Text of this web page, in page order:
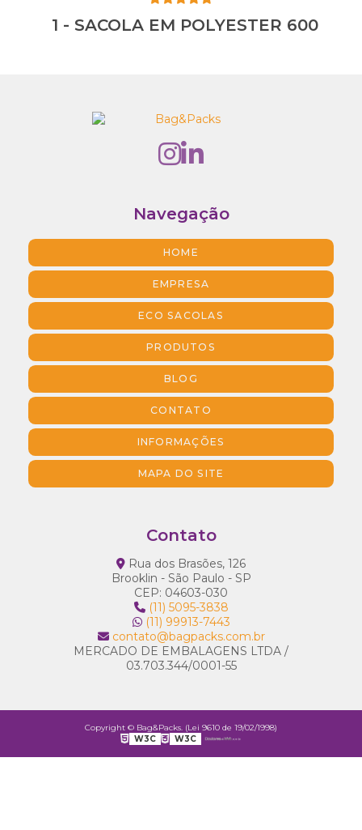
1 - SACOLA EM POLYESTER 600
Navegação
HOME
EMPRESA
ECO SACOLAS
PRODUTOS
BLOG
CONTATO
INFORMAÇÕES
MAPA DO SITE
Contato
Rua dos Brasões, 126
Brooklin - São Paulo - SP
CEP: 04603-030
(11) 5095-3838
(11) 99913-7443
contato@bagpacks.com.br
MERCADO DE EMBALAGENS LTDA /
03.703.344/0001-55
Copyright © Bag&Packs. (Lei 9610 de 19/02/1998)
W3C
W3C